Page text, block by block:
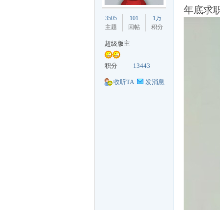
3505
主题
101
回帖
1万
积分
超级版主
积分 13443
收听TA 发消息
年底求